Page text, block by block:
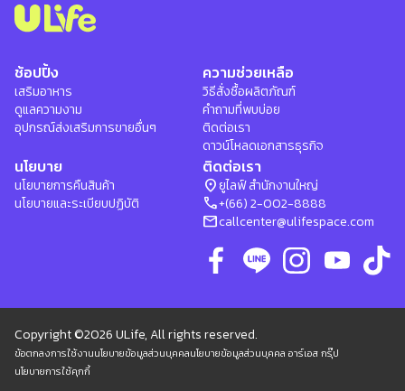
ช้อปปิ้ง
เสริมอาหาร
ดูแลความงาม
อุปกรณ์ส่งเสริมการขายอื่นๆ
ความช่วยเหลือ
วิธีสั่งซื้อผลิตภัณฑ์
คำถามที่พบบ่อย
ติดต่อเรา
ดาวน์โหลดเอกสารธุรกิจ
นโยบาย
นโยบายการคืนสินค้า
นโยบายและระเบียบปฏิบัติ
ติดต่อเรา
location_onยูไลฟ์ สำนักงานใหญ่
phone+(66) 2-002-8888
mailcallcenter@ulifespace.com
Copyright ©2026 ULife, All rights reserved.
ข้อตกลงการใช้งานนโยบายข้อมูลส่วนบุคคลนโยบายข้อมูลส่วนบุคคล อาร์เอส กรุ๊ป
นโยบายการใช้คุกกี้